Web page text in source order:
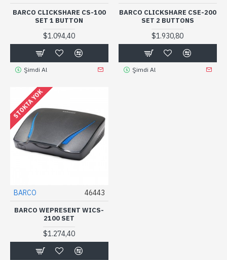
BARCO CLICKSHARE CS-100
SET 1 BUTTON
$1.094,40
Şimdi Al
BARCO CLICKSHARE CSE-200
SET 2 BUTTONS
$1.930,80
Şimdi Al
STOKTA YOK
BARCO 46443
BARCO WEPRESENT WICS-
2100 SET
$1.274,40